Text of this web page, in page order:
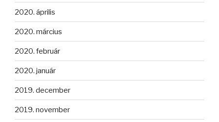
2020. április
2020. március
2020. február
2020. január
2019. december
2019. november